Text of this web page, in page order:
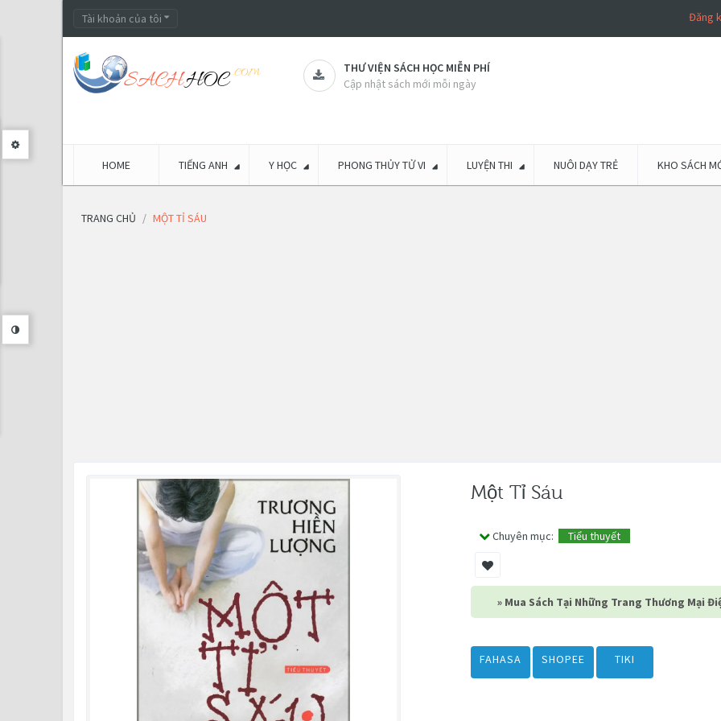
Tài khoản của tôi Đăng
THƯ VIỆN SÁCH HỌC MIỄN PHÍ
Cập nhật sách mới mỗi ngày
HOME TIẾNG ANH Y HỌC PHONG THỦY TỬ VI LUYỆN THI NUÔI DẠY TRẺ KHO SÁCH
TRANG CHỦ MỘT TỈ SÁU
Một Tỉ Sáu
Chuyên mục: Tiểu thuyết
» Mua Sách Tại Những Trang Thương Mại
FAHASA SHOPEE TIKI